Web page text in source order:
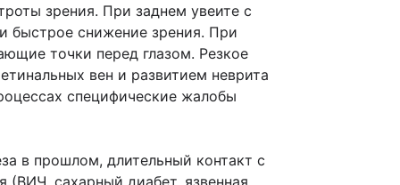
зрения. При заднем увеите с
быстрое снижение зрения. При
точки перед глазом. Резкое
вен и развитием неврита
специфические жалобы
в прошлом, длительный контакт с
сахарный диабет, язвенная